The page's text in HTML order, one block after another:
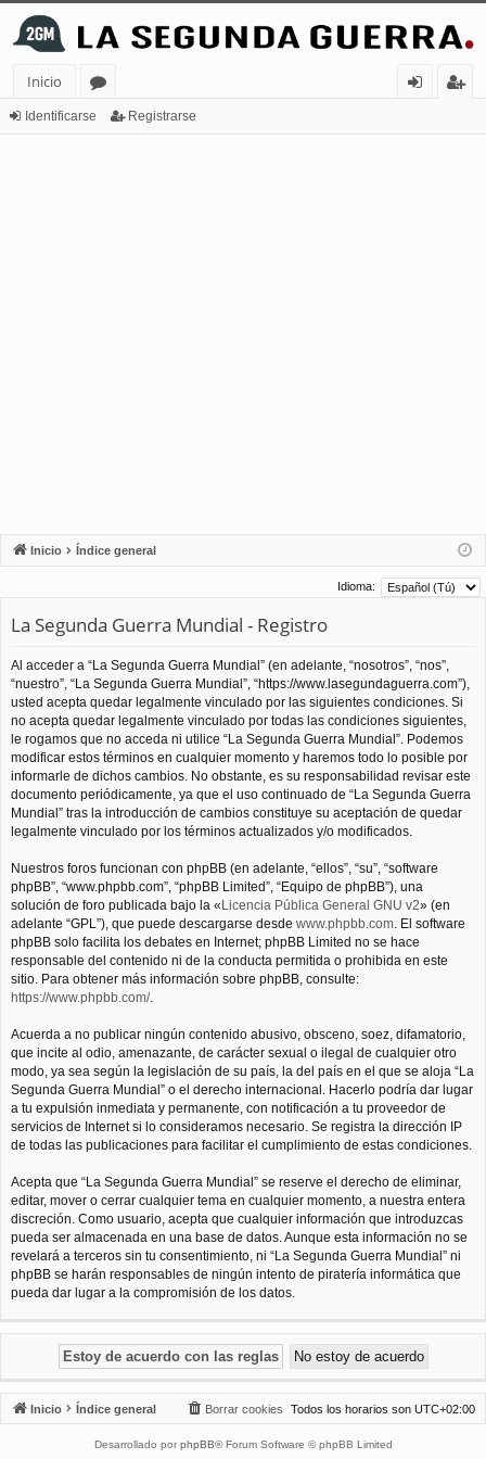
Inicio
or
Identificarse Registrarse
Inicio Índice general
Idioma:
La Segunda Guerra Mundial - Registro
Al acceder a “La Segunda Guerra Mundial” (en adelante, “nosotros”, “nos”,
“nuestro”, “La Segunda Guerra Mundial”, “https://www.lasegundaguerra.com”),
usted acepta quedar legalmente vinculado por las siguientes condiciones. Si
no acepta quedar legalmente vinculado por todas las condiciones siguientes,
le rogamos que no acceda ni utilice “La Segunda Guerra Mundial”. Podemos
modificar estos términos en cualquier momento y haremos todo lo posible por
informarle de dichos cambios. No obstante, es su responsabilidad revisar este
documento periódicamente, ya que el uso continuado de “La Segunda Guerra
Mundial” tras la introducción de cambios constituye su aceptación de quedar
legalmente vinculado por los términos actualizados y/o modificados.
Nuestros foros funcionan con phpBB (en adelante, “ellos”, “su”, “software
phpBB”, “www.phpbb.com”, “phpBB Limited”, “Equipo de phpBB”), una
solución de foro publicada bajo la «Licencia Pública General GNU v2» (en
adelante “GPL”), que puede descargarse desde www.phpbb.com. El software
phpBB solo facilita los debates en Internet; phpBB Limited no se hace
responsable del contenido ni de la conducta permitida o prohibida en este
sitio. Para obtener más información sobre phpBB, consulte:
https://www.phpbb.com/.
Acuerda a no publicar ningún contenido abusivo, obsceno, soez, difamatorio,
que incite al odio, amenazante, de carácter sexual o ilegal de cualquier otro
modo, ya sea según la legislación de su país, la del país en el que se aloja “La
Segunda Guerra Mundial” o el derecho internacional. Hacerlo podría dar lugar
a tu expulsión inmediata y permanente, con notificación a tu proveedor de
servicios de Internet si lo consideramos necesario. Se registra la dirección IP
de todas las publicaciones para facilitar el cumplimiento de estas condiciones.
Acepta que “La Segunda Guerra Mundial” se reserve el derecho de eliminar,
editar, mover o cerrar cualquier tema en cualquier momento, a nuestra entera
discreción. Como usuario, acepta que cualquier información que introduzcas
pueda ser almacenada en una base de datos. Aunque esta información no se
revelará a terceros sin tu consentimiento, ni “La Segunda Guerra Mundial” ni
phpBB se harán responsables de ningún intento de piratería informática que
pueda dar lugar a la compromisión de los datos.
Inicio Índice general Todos los horarios son UTC+02:00
Borrar cookies
Desarrollado por phpBB® Forum Software © phpBB Limited